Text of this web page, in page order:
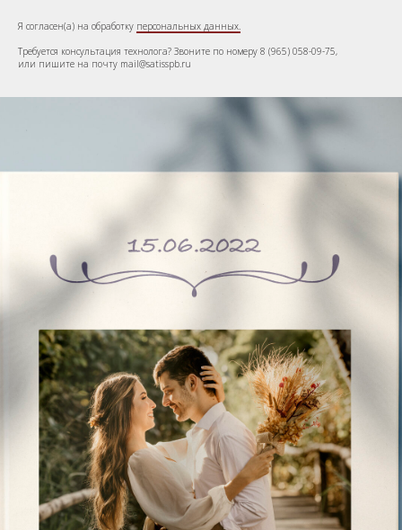
Я согласен(а) на обработку персональных данных.
Требуется консультация технолога? Звоните по номеру 8 (965) 058-09-75,
или пишите на почту mail@satisspb.ru